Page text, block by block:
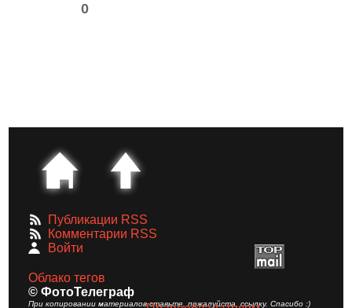
0
Публикации RSS
Комментарии RSS
Войти
Облако тегов
© ФотоТелеграф
При копировании материалов ставьте, пожалуйста, ссылку. Спасибо :)